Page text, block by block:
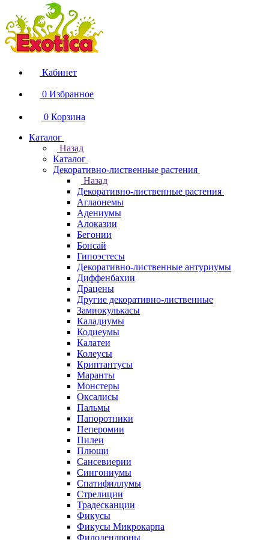
Кабинет
0 Избранное
0 Корзина
Каталог
Назад
Каталог
Декоративно-лиственные растения
Назад
Декоративно-лиственные растения
Аглаонемы
Адениумы
Алоказии
Бегонии
Бонсай
Гипоэстесы
Декоративно-лиственные антуриумы
Диффенбахии
Драцены
Другие декоративно-лиственные
Замиокулькасы
Каладиумы
Кодиеумы
Калатеи
Колеусы
Криптантусы
Маранты
Монстеры
Оксалисы
Пальмы
Папоротники
Пеперомии
Пилеи
Плющи
Сансевиерии
Сингониумы
Спатифиллумы
Стрелиции
Традесканции
Фикусы
Фикусы Микрокарпа
Филодендроны